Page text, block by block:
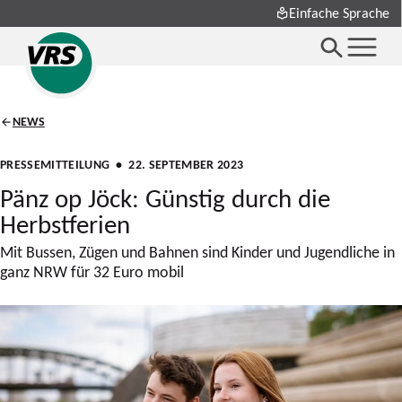
Einfache Sprache
NEWS
PRESSEMITTEILUNG • 22. SEPTEMBER 2023
Pänz op Jöck: Günstig durch die
Herbstferien
Mit Bussen, Zügen und Bahnen sind Kinder und Jugendliche in
ganz NRW für 32 Euro mobil